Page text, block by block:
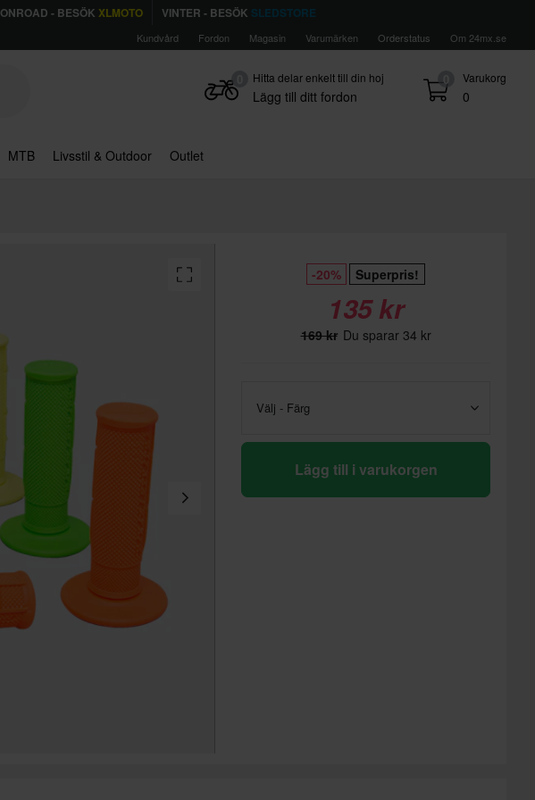
ONROAD - BESÖK XLMOTO VINTER - BESÖK SLEDSTORE
Kundvård Fordon Magasin Varumärken Orderstatus Om 24mx.se
0 Varukorg
0
Hitta delar enkelt till din hoj
Lägg till ditt fordon
MTB Livsstil & Outdoor Outlet
-20% Superpris!
135 kr
169 kr Du sparar 34 kr
Välj - Färg
Lägg till i varukorgen